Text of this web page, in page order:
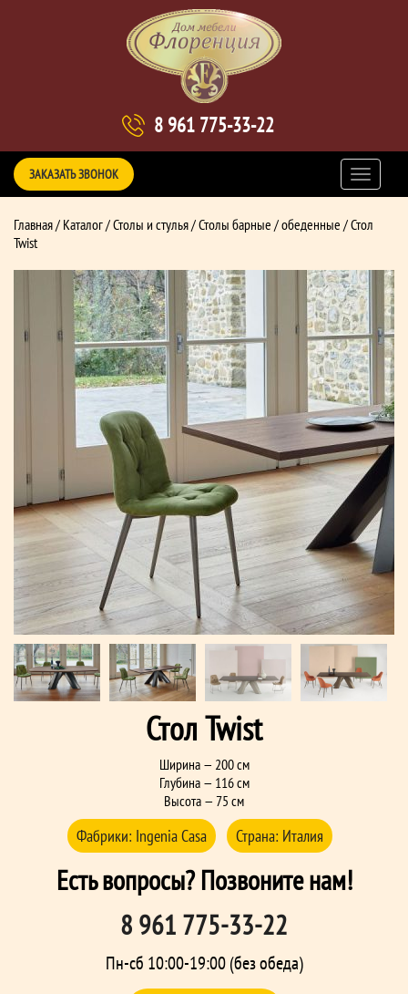
8 961 775-33-22
ЗАКАЗАТЬ ЗВОНОК
Главная/ Каталог/Столы и стулья/Столы барные / обеденные / Стол
Twist
Стол Twist
Ширина — 200 см
Глубина — 116 см
Высота — 75 см
Фабрики: Ingenia Casa Страна: Италия
Есть вопросы? Позвоните нам!
8 961 775-33-22
Пн-сб 10:00-19:00 (без обеда)